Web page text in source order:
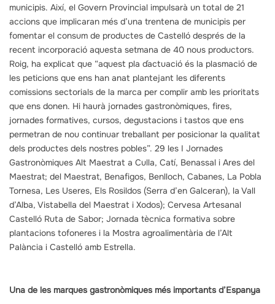
municipis. Així, el Govern Provincial impulsarà un total de 21
accions que implicaran més d’una trentena de municipis per
fomentar el consum de productes de Castelló després de la
recent incorporació aquesta setmana de 40 nous productors.
Roig, ha explicat que “aquest pla d´actuació és la plasmació de
les peticions que ens han anat plantejant les diferents
comissions sectorials de la marca per complir amb les prioritats
que ens donen. Hi haurà jornades gastronòmiques, fires,
jornades formatives, cursos, degustacions i tastos que ens
permetran de nou continuar treballant per posicionar la qualitat
dels productes dels nostres pobles”. 29 les I Jornades
Gastronòmiques Alt Maestrat a Culla, Catí, Benassal i Ares del
Maestrat; del Maestrat, Benafigos, Benlloch, Cabanes, La Pobla
Tornesa, Les Useres, Els Rosildos (Serra d’en Galceran), la Vall
d’Alba, Vistabella del Maestrat i Xodos); Cervesa Artesanal
Castelló Ruta de Sabor; Jornada tècnica formativa sobre
plantacions tofoneres i la Mostra agroalimentària de l’Alt
Palància i Castelló amb Estrella.
Una de les marques gastronòmiques més importants d’Espanya